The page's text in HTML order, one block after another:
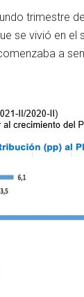
trimestre
se vivió en el
a